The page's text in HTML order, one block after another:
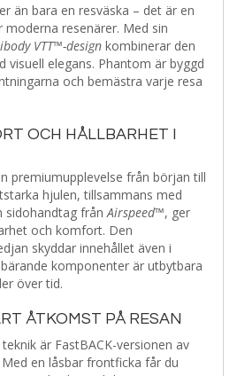
än bara en resväska – det är en
resenärer. Med sin
VTT™-design kombinerar den
visuell elegans. Phantom är byggd
och bemästra varje resa
OCH HÅLLBARHET I
premiumupplevelse från början till
hjulen, tillsammans med
sidohandtag frånAirspeed™, ger
och komfort. Den
skyddar innehållet även i
komponenter är utbytbara
över tid.
ÅTKOMST PÅ RESAN
är FastBACK-versionen av
en låsbar frontficka får du